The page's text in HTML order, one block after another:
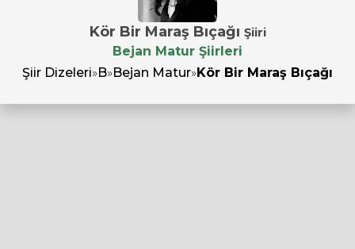
Kör Bir Maraş Bıçağı Şiiri
Bejan Matur Şiirleri
Şiir Dizeleri»B»Bejan Matur»Kör Bir Maraş Bıçağı